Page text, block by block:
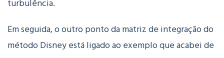
turbulência.
Em seguida, o outro ponto da matriz de integração do
método Disney está ligado ao exemplo que acabei de